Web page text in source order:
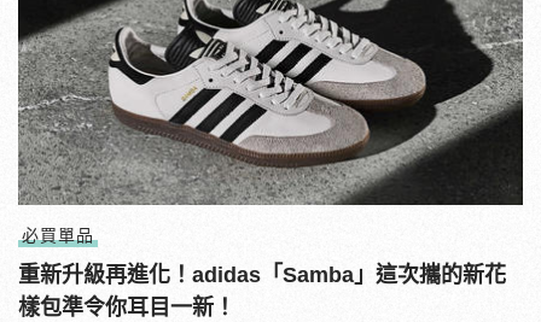
必買單品
重新升級再進化！adidas「Samba」這次攜的新花
樣包準令你耳目一新！